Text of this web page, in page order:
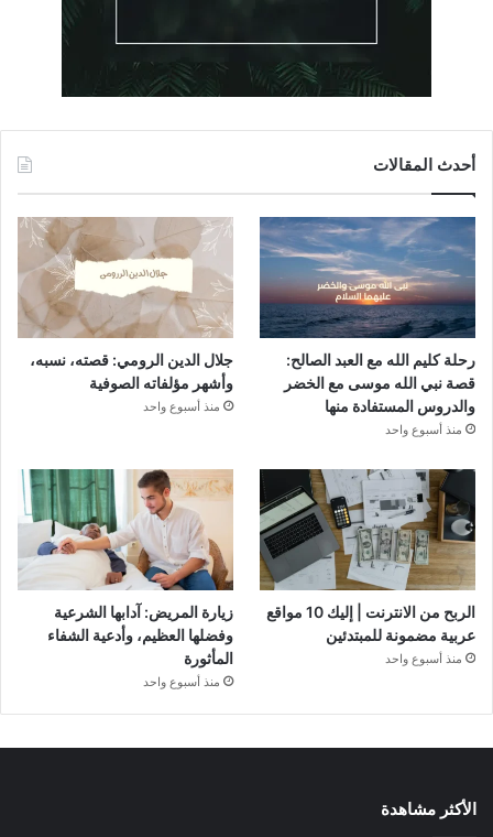
أحدث المقالات
رحلة كليم الله مع العبد الصالح:
قصة نبي الله موسى مع الخضر
والدروس المستفادة منها
منذ أسبوع واحد
جلال الدين الرومي: قصته، نسبه،
وأشهر مؤلفاته الصوفية
منذ أسبوع واحد
الربح من الانترنت | إليك 10 مواقع
عربية مضمونة للمبتدئين
منذ أسبوع واحد
زيارة المريض: آدابها الشرعية
وفضلها العظيم، وأدعية الشفاء
المأثورة
منذ أسبوع واحد
الأكثر مشاهدة